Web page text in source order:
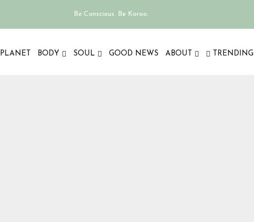
Be Conscious. Be Koroo.
PLANET BODY SOUL GOOD NEWS ABOUT TRENDING